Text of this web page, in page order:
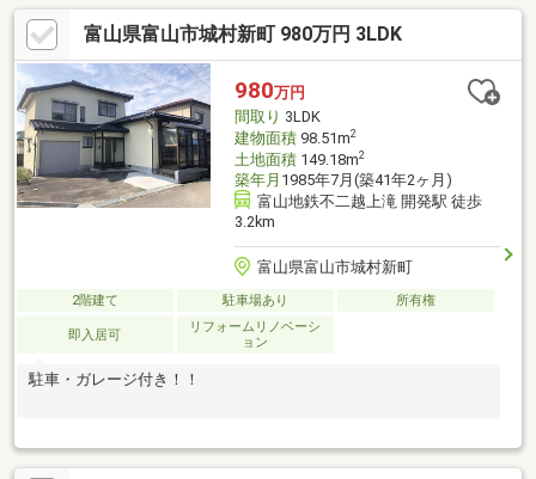
景、庭、２階建、ＴＶモニタ付インターホン、節水型トイレ、緑
豊かな住宅地、全居室６畳以上、周辺交通量少なめ
富山県富山市城村新町 980万円 3LDK
980万円
間取り 3LDK
建物面積98.51m2
土地面積149.18m2
築年月 1985年7月(築41年2ヶ月)
富山地鉄不二越上滝 開発駅 徒歩
3.2km
富山県富山市城村新町
2階建て 駐車場あり 所有権
即入居可
リフォームリノベーシ
ョン
駐車・ガレージ付き！！